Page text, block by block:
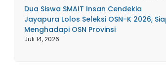
Dua Siswa SMAIT Insan Cendekia
Jayapura Lolos Seleksi OSN-K 2026,
Menghadapi OSN Provinsi
Juli 14, 2026